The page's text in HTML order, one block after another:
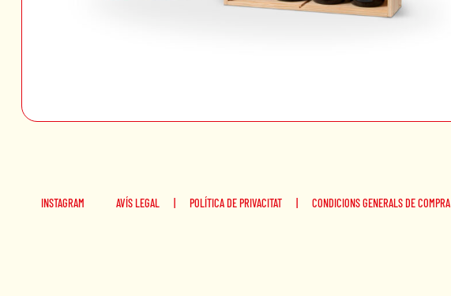
INSTAGRAM AVÍS LEGAL POLÍTICA DE PRIVACITAT CONDICIONS GENERALS DE COMPRA